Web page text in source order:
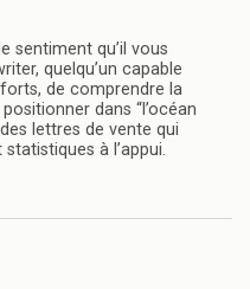
sentiment qu’il vous
quelqu’un capable
de comprendre la
dans “l’océan
lettres de vente qui
à l’appui.